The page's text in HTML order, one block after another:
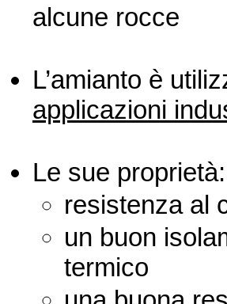
alcune rocce
L’amianto è
applicazioni
Le sue proprietà:
resistenza al
un buon
termico